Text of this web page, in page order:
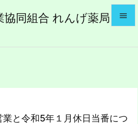
協同組合 れんげ薬局 
メニュ


と令和5年１月休日当番につ